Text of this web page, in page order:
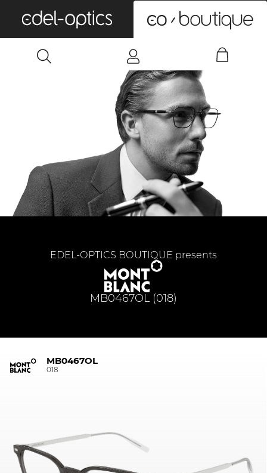
MB0467OL (018)
EDEL-OPTICS BOUTIQUE presents
MB0467OL
018